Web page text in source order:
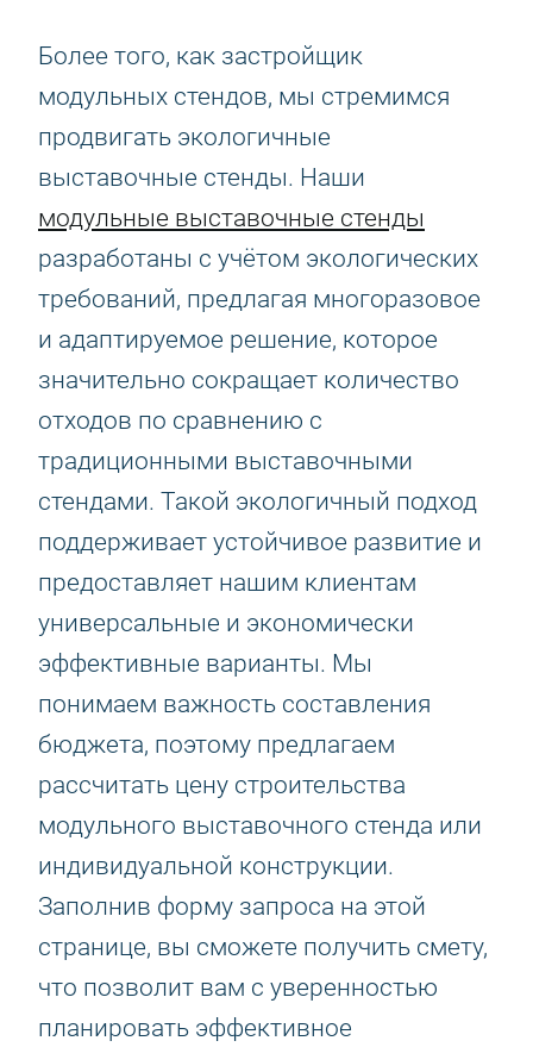
Более того, как застройщик
модульных стендов, мы стремимся
продвигать экологичные
выставочные стенды. Наши
модульные выставочные стенды
разработаны с учётом экологических
требований, предлагая многоразовое
и адаптируемое решение, которое
значительно сокращает количество
отходов по сравнению с
традиционными выставочными
стендами. Такой экологичный подход
поддерживает устойчивое развитие и
предоставляет нашим клиентам
универсальные и экономически
эффективные варианты. Мы
понимаем важность составления
бюджета, поэтому предлагаем
рассчитать цену строительства
модульного выставочного стенда или
индивидуальной конструкции.
Заполнив форму запроса на этой
странице, вы сможете получить смету,
что позволит вам с уверенностью
планировать эффективное